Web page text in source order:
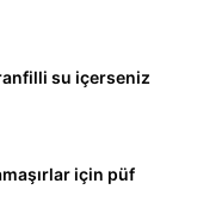
su içerseniz
için püf